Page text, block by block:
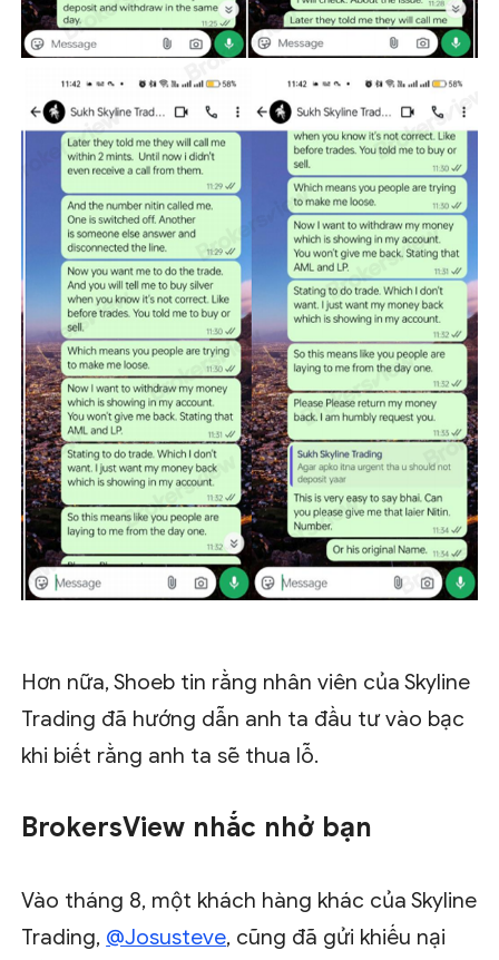
Hơn nữa, Shoeb tin rằng nhân viên của Skyline
Trading đã hướng dẫn anh ta đầu tư vào bạc
khi biết rằng anh ta sẽ thua lỗ.
BrokersView nhắc nhở bạn
Vào tháng 8, một khách hàng khác của Skyline
Trading, @Josusteve, cũng đã gửi khiếu nại